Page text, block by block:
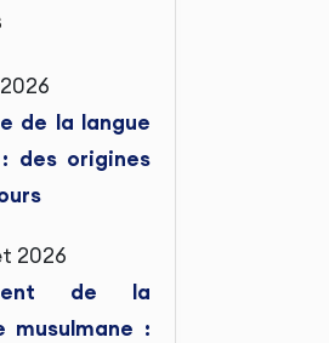
de la langue
des origines
2026
de la
musulmane :